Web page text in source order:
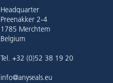
Headquarter
Preenakker 2-4
1785 Merchtem
Belgium
Tel. +32 (0)52 38 19 20
info@anyseals.eu